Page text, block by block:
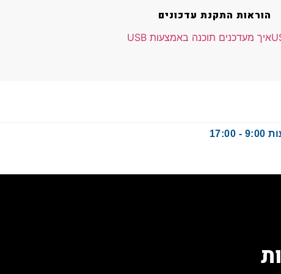
הוראות התקנת עדכונים
איך מעדכנים תוכנה באמצעות USB